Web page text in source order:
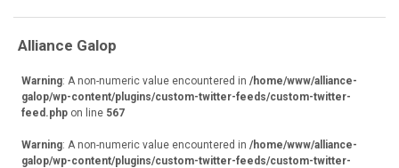
Alliance Galop
Warning: A non-numeric value encountered in /home/www/alliance-
galop/wp-content/plugins/custom-twitter-feeds/custom-twitter-
feed.php on line 567
Warning: A non-numeric value encountered in /home/www/alliance-
galop/wp-content/plugins/custom-twitter-feeds/custom-twitter-